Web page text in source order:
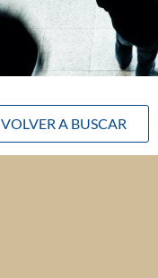
VOLVER A BUSCAR